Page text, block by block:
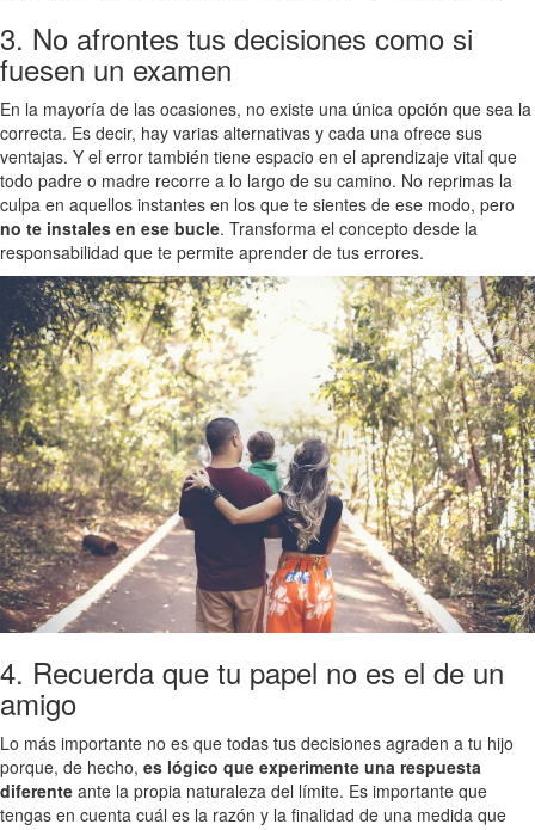
3. No afrontes tus decisiones como si
fuesen un examen
En la mayoría de las ocasiones, no existe una única opción que sea la
correcta. Es decir, hay varias alternativas y cada una ofrece sus
ventajas. Y el error también tiene espacio en el aprendizaje vital que
todo padre o madre recorre a lo largo de su camino. No reprimas la
culpa en aquellos instantes en los que te sientes de ese modo, pero
no te instales en ese bucle. Transforma el concepto desde la
responsabilidad que te permite aprender de tus errores.
4. Recuerda que tu papel no es el de un
amigo
Lo más importante no es que todas tus decisiones agraden a tu hijo
porque, de hecho, es lógico que experimente una respuesta
diferente ante la propia naturaleza del límite. Es importante que
tengas en cuenta cuál es la razón y la finalidad de una medida que